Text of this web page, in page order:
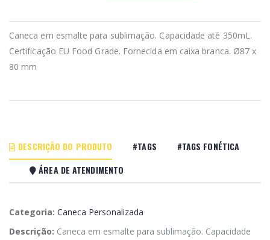
Caneca em esmalte para sublimação. Capacidade até 350mL.
Certificação EU Food Grade. Fornecida em caixa branca. Ø87 x
80 mm
DESCRIÇÃO DO PRODUTO #TAGS
#TAGS FONÉTICA
ÁREA DE ATENDIMENTO
Categoria: Caneca Personalizada
Descrição: Caneca em esmalte para sublimação. Capacidade